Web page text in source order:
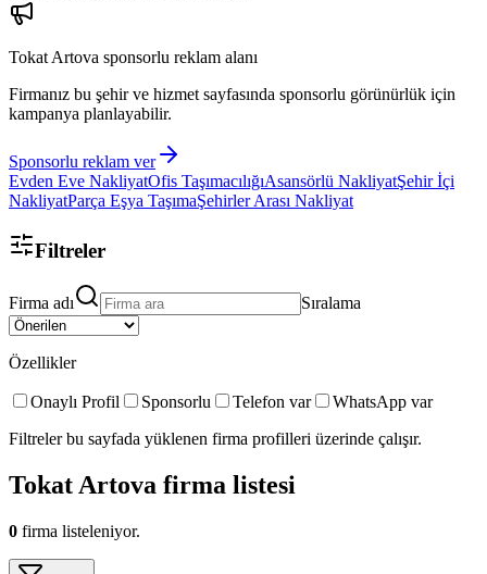
Tokat Artova sponsorlu reklam alanı
Firmanız bu şehir ve hizmet sayfasında sponsorlu görünürlük için
kampanya planlayabilir.
Sponsorlu reklam ver
Evden Eve NakliyatOfis TaşımacılığıAsansörlü NakliyatŞehir İçi
NakliyatParça Eşya TaşımaŞehirler Arası Nakliyat
Filtreler
Firma adı Sıralama
Özellikler
Onaylı Profil Sponsorlu Telefon var
WhatsApp var
Filtreler bu sayfada yüklenen firma profilleri üzerinde çalışır.
Tokat Artova firma listesi
0 firma listeleniyor.